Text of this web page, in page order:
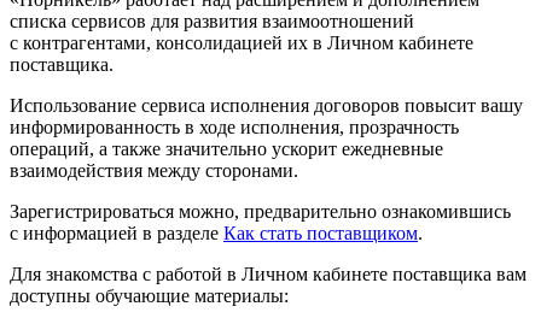
списка сервисов для развития взаимоотношений
с контрагентами, консолидацией их в Личном кабинете
поставщика.
Использование сервиса исполнения договоров повысит вашу
информированность в ходе исполнения, прозрачность
операций, а также значительно ускорит ежедневные
взаимодействия между сторонами.
Зарегистрироваться можно, предварительно ознакомившись
с информацией в разделе Как стать поставщиком.
Для знакомства с работой в Личном кабинете поставщика вам
доступны обучающие материалы: